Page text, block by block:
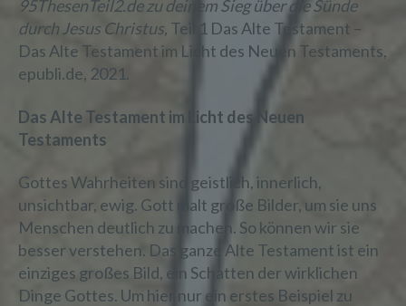
95ThesenTeil2.de zu deinem Sieg über die Sünde
durch Jesus Christus, Teil 1 Das Alte Testament –
Das Alte Testament im Licht des Neuen Testaments,
epubli.de, 2021.
Das Alte Testament im Licht des Neuen
Testaments
Gottes Wahrheiten sind geistlich, innerlich,
unsichtbar, ewig. Gott malt große Bilder, um sie uns
Menschen deutlich zu machen. So können wir sie
besser verstehen. Das ganze Alte Testament ist ein
einziges großes Bild, ein Schatten der wirklichen
Dinge Gottes. Um hier nur ein erstes Beispiel zu